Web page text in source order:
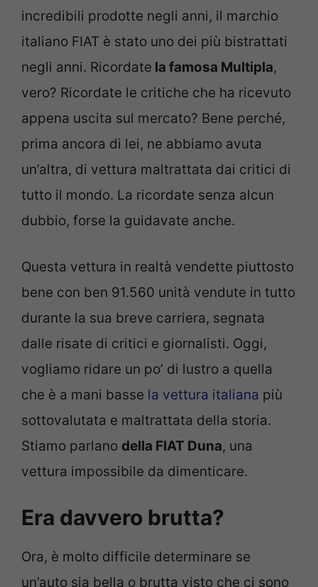
incredibili prodotte negli anni, il marchio
italiano FIAT è stato uno dei più bistrattati
negli anni. Ricordate la famosa Multipla,
vero? Ricordate le critiche che ha ricevuto
appena uscita sul mercato? Bene perché,
prima ancora di lei, ne abbiamo avuta
un’altra, di vettura maltrattata dai critici di
tutto il mondo. La ricordate senza alcun
dubbio, forse la guidavate anche.
Questa vettura in realtà vendette piuttosto
bene con ben 91.560 unità vendute in tutto
durante la sua breve carriera, segnata
dalle risate di critici e giornalisti. Oggi,
vogliamo ridare un po’ di lustro a quella
che è a mani basse la vettura italiana più
sottovalutata e maltrattata della storia.
Stiamo parlano della FIAT Duna, una
vettura impossibile da dimenticare.
Era davvero brutta?
Ora, è molto difficile determinare se
un’auto sia bella o brutta visto che ci sono